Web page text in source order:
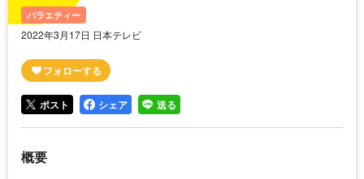
バラエティー
2022年3月17日 日本テレビ
ポスト シェア 送る
概要